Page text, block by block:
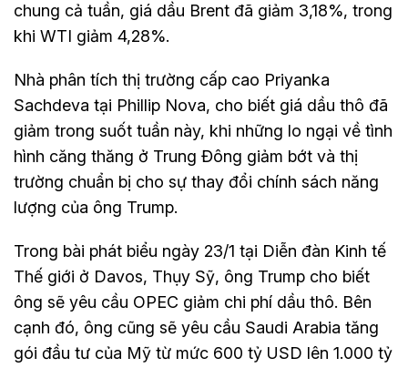
chung cả tuần, giá dầu Brent đã giảm 3,18%, trong
khi WTI giảm 4,28%.
Nhà phân tích thị trường cấp cao Priyanka
Sachdeva tại Phillip Nova, cho biết giá dầu thô đã
giảm trong suốt tuần này, khi những lo ngại về tình
hình căng thăng ở Trung Đông giảm bớt và thị
trường chuẩn bị cho sự thay đổi chính sách năng
lượng của ông Trump.
Trong bài phát biểu ngày 23/1 tại Diễn đàn Kinh tế
Thế giới ở Davos, Thụy Sỹ, ông Trump cho biết
ông sẽ yêu cầu OPEC giảm chi phí dầu thô. Bên
cạnh đó, ông cũng sẽ yêu cầu Saudi Arabia tăng
gói đầu tư của Mỹ từ mức 600 tỷ USD lên 1.000 tỷ